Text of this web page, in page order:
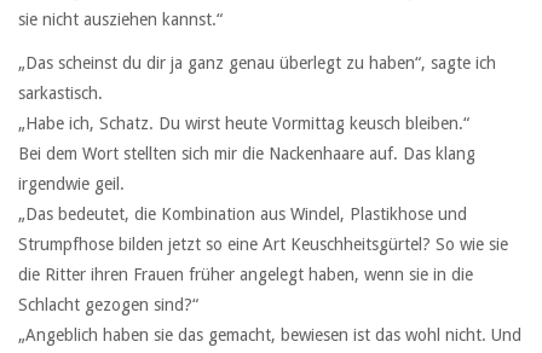
sie nicht ausziehen kannst.“
„Das scheinst du dir ja ganz genau überlegt zu haben“, sagte ich
sarkastisch.
„Habe ich, Schatz. Du wirst heute Vormittag keusch bleiben.“
Bei dem Wort stellten sich mir die Nackenhaare auf. Das klang
irgendwie geil.
„Das bedeutet, die Kombination aus Windel, Plastikhose und
Strumpfhose bilden jetzt so eine Art Keuschheitsgürtel? So wie sie
die Ritter ihren Frauen früher angelegt haben, wenn sie in die
Schlacht gezogen sind?“
„Angeblich haben sie das gemacht, bewiesen ist das wohl nicht. Und